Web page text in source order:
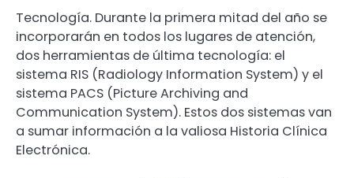
Tecnología. Durante la primera mitad del año se
incorporarán en todos los lugares de atención,
dos herramientas de última tecnología: el
sistema RIS (Radiology Information System) y el
sistema PACS (Picture Archiving and
Communication System). Estos dos sistemas van
a sumar información a la valiosa Historia Clínica
Electrónica.